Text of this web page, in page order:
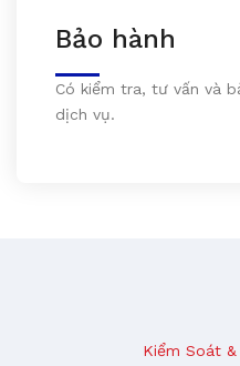
Bảo hành
Có kiểm tra, tư vấn và
dịch vụ.
Kiểm Soát